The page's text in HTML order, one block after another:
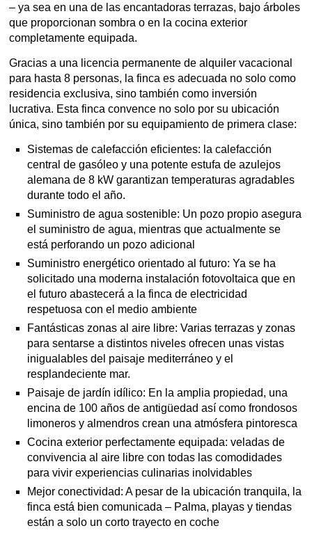
– ya sea en una de las encantadoras terrazas, bajo árboles
que proporcionan sombra o en la cocina exterior
completamente equipada.
Gracias a una licencia permanente de alquiler vacacional
para hasta 8 personas, la finca es adecuada no solo como
residencia exclusiva, sino también como inversión
lucrativa. Esta finca convence no solo por su ubicación
única, sino también por su equipamiento de primera clase:
Sistemas de calefacción eficientes: la calefacción
central de gasóleo y una potente estufa de azulejos
alemana de 8 kW garantizan temperaturas agradables
durante todo el año.
Suministro de agua sostenible: Un pozo propio asegura
el suministro de agua, mientras que actualmente se
está perforando un pozo adicional
Suministro energético orientado al futuro: Ya se ha
solicitado una moderna instalación fotovoltaica que en
el futuro abastecerá a la finca de electricidad
respetuosa con el medio ambiente
Fantásticas zonas al aire libre: Varias terrazas y zonas
para sentarse a distintos niveles ofrecen unas vistas
inigualables del paisaje mediterráneo y el
resplandeciente mar.
Paisaje de jardín idílico: En la amplia propiedad, una
encina de 100 años de antigüedad así como frondosos
limoneros y almendros crean una atmósfera pintoresca
Cocina exterior perfectamente equipada: veladas de
convivencia al aire libre con todas las comodidades
para vivir experiencias culinarias inolvidables
Mejor conectividad: A pesar de la ubicación tranquila, la
finca está bien comunicada – Palma, playas y tiendas
están a solo un corto trayecto en coche